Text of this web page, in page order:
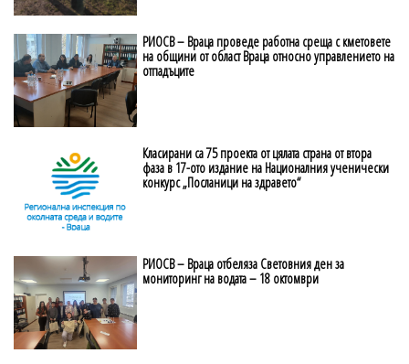
РИОСВ – Враца проведе работна среща с кметовете
на общини от област Враца относно управлението на
отпадъците
Класирани са 75 проекта от цялата страна от втора
фаза в 17-ото издание на Националния ученически
конкурс „Посланици на здравето“
РИОСВ – Враца отбеляза Световния ден за
мониторинг на водата – 18 октомври